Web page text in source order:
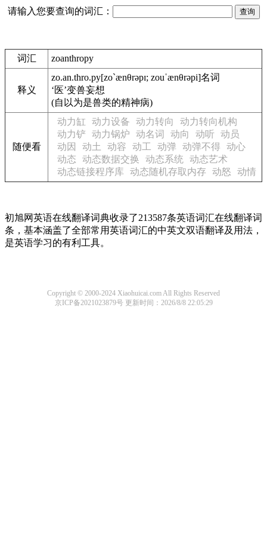
请输入您要查询的词汇：
词汇 zoanthropy
释义
zo.an.thro.py[zo`ænθrəpɪ; zouˈænθrəpi]名词
‘医’变兽妄想
(自以为是兽类的精神病)
随便看
动力缸 动力设备 动力转向
动力转向机构
动力铲 动力锅炉 动名词 动向 动听 动员
动因
动土 动容 动工 动弹 动弹不得
动心
动态
动态数据交换 动态系统
动态艺术
动态链接程序库
动态随机存取内存 动怒 动情
初旭网英语在线翻译词典收录了213587条英语词汇在线翻译词
条，基本涵盖了全部常用英语词汇的中英文双语翻译及用法，
是英语学习的有利工具。
Copyright © 2000-2024 Xiaohuicai.com All Rights Reserved
京ICP备2021023879号更新时间：2026/8/8 22:05:29